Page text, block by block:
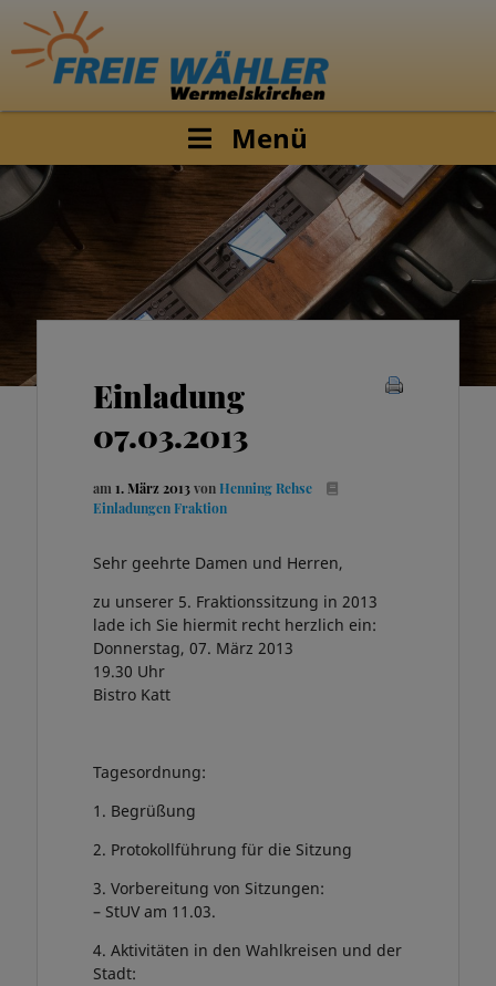
Menü
Einladung
07.03.2013
am 1. März 2013von Henning Rehse
Einladungen Fraktion
Sehr geehrte Damen und Herren,
zu unserer 5. Fraktionssitzung in 2013
lade ich Sie hiermit recht herzlich ein:
Donnerstag, 07. März 2013
19.30 Uhr
Bistro Katt
Tagesordnung:
1. Begrüßung
2. Protokollführung für die Sitzung
3. Vorbereitung von Sitzungen:
– StUV am 11.03.
4. Aktivitäten in den Wahlkreisen und der
Stadt: